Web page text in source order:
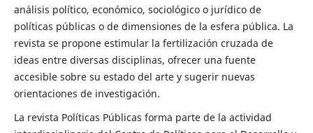
análisis político, económico, sociológico o jurídico de
políticas públicas o de dimensiones de la esfera pública. La
revista se propone estimular la fertilización cruzada de
ideas entre diversas disciplinas, ofrecer una fuente
accesible sobre su estado del arte y sugerir nuevas
orientaciones de investigación.
La revista Políticas Públicas forma parte de la actividad